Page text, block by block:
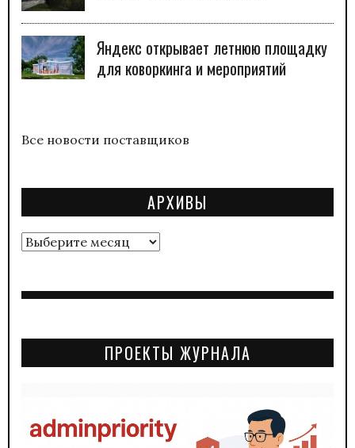
Яндекс открывает летнюю площадку
для коворкинга и мероприятий
Все новости поставщиков
АРХИВЫ
Архивы
ПРОЕКТЫ ЖУРНАЛА